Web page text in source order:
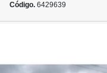
Código. 6429639